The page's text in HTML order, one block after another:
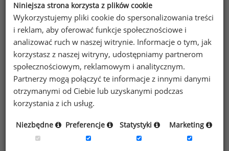
powyżej 3 420 PLN. Z kolei co czwarty młody
pracownik zaczynał od stawki nie przekraczającej
1 700 PLN, a wynagrodzenie połowy nie było
większe niż 2 000 PLN.
Wykres 2. Wynagrodzenie całkowite brutto
sprzedawców w różnym wieku (w PLN)
Niniejsza strona korzysta z plików cookie
Wykorzystujemy pliki cookie do spersonalizowania treści
i reklam, aby oferować funkcje społecznościowe i
analizować ruch w naszej witrynie. Informacje o tym, jak
korzystasz z naszej witryny, udostępniamy partnerom
społecznościowym, reklamowym i analitycznym.
Partnerzy mogą połączyć te informacje z innymi danymi
otrzymanymi od Ciebie lub uzyskanymi podczas
korzystania z ich usług.
Niezbędne Preferencje Statystyki Marketing